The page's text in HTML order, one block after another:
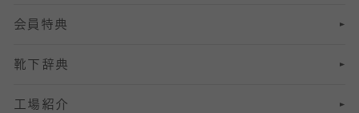
13分丈レギンス
Sサイズ（22～25cm）
Mサイズ（25～27cm）
Lサイズ（27～29cm）
足の疲れ対策
足の臭い対策
冷え対策
会員特典
靴下辞典
工場紹介